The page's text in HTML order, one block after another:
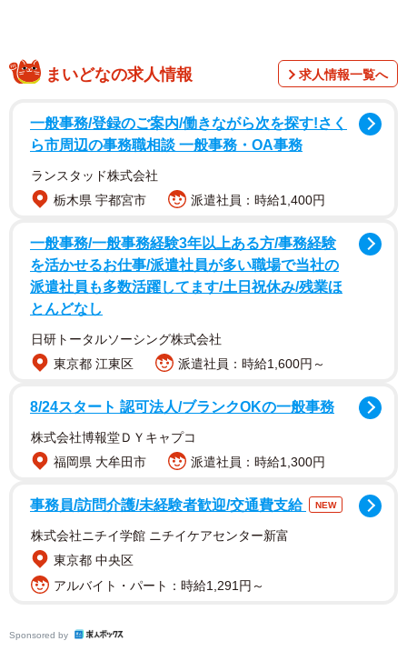
入り。所属したのが俳優の加勢大周さんが過去に所属し、
して活動を始めましたが、芸名の所有権をめぐって法廷闘
争になり、紆余曲折を経て「坂本一生」に改名しました。
当初は順風満帆だった芸能生活でしたが、徐々にフェイド
アウトし、転職を繰り返すように。プロレスラー、トラッ
ク運転手、とび職、便利屋etc…その数、実に十数回に及び
ました。2017年に千葉県八千代市で「坂本一生SISパーソ
ナルトレーニングジム」を開業してからは、ジムのオーナ
ー兼トレーナーとして、ダイエットや健康維持、筋肉増強
など、希望に添った個人レッスンを行っています。
インスタのプロフィルによると、現在のサイズは身長
まいどなの求人情報 求人情報一覧へ
一般事務/登録のご案内/働きながら次を探す!さく
ら市周辺の事務職相談 一般事務・OA事務
ランスタッド株式会社
栃木県 宇都宮市
派遣社員：時給1,400円
一般事務/一般事務経験3年以上ある方/事務経験
を活かせるお仕事/派遣社員が多い職場で当社の
派遣社員も多数活躍してます/土日祝休み/残業ほ
とんどなし
日研トータルソーシング株式会社
東京都 江東区
派遣社員：時給1,600円～
8/24スタート 認可法人/ブランクOKの一般事務
株式会社博報堂ＤＹキャプコ
福岡県 大牟田市
派遣社員：時給1,300円
事務員/訪問介護/未経験者歓迎/交通費支給 NEW
株式会社ニチイ学館 ニチイケアセンター新富
東京都 中央区
アルバイト・パート：時給1,291円～
Sponsored by